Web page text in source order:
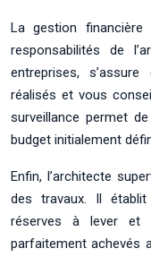
La gestion
responsabilités de
entreprises,
réalisés et vous
surveillance permet
budget initialement
Enfin, l’architecte
des travaux. Il
réserves à lever et
parfaitement achevés